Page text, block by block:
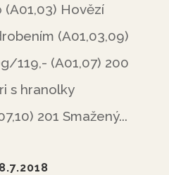
(A01,03) Hovězí
(A01,03,09)
119,- (A01,07) 200
s hranolky
201 Smažený...